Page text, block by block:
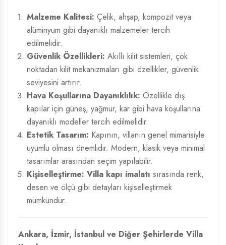
Malzeme Kalitesi: Çelik, ahşap, kompozit veya
alüminyum gibi dayanıklı malzemeler tercih
edilmelidir.
Güvenlik Özellikleri: Akıllı kilit sistemleri, çok
noktadan kilit mekanizmaları gibi özellikler, güvenlik
seviyesini artırır.
Hava Koşullarına Dayanıklılık: Özellikle dış
kapılar için güneş, yağmur, kar gibi hava koşullarına
dayanıklı modeller tercih edilmelidir.
Estetik Tasarım: Kapının, villanın genel mimarisiyle
uyumlu olması önemlidir. Modern, klasik veya minimal
tasarımlar arasından seçim yapılabilir.
Kişiselleştirme: Villa kapı imalatı sırasında renk,
desen ve ölçü gibi detayları kişiselleştirmek
mümkündür.
Ankara, İzmir, İstanbul ve Diğer Şehirlerde Villa